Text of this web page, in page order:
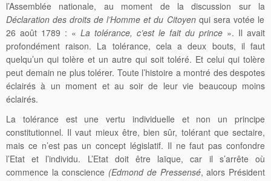
l’Assemblée nationale, au moment de la discussion sur la
Déclaration des droits de l’Homme et du Citoyenqui sera votée le
26 août 1789 : « La tolérance, c’est le fait du prince ». Il avait
profondément raison. La tolérance, cela a deux bouts, il faut
quelqu’un qui tolère et un autre qui soit toléré. Et celui qui tolère
peut demain ne plus tolérer. Toute l’histoire a montré des despotes
éclairés à un moment et au soir de leur vie beaucoup moins
éclairés.
La tolérance est une vertu individuelle et non un principe
constitutionnel. Il vaut mieux être, bien sûr, tolérant que sectaire,
mais ce n’est pas un concept législatif. Il ne faut pas confondre
l’Etat et l’individu. L’Etat doit être laïque, car il s’arrête où
commence la conscience (Edmond de Pressensé, alors Président